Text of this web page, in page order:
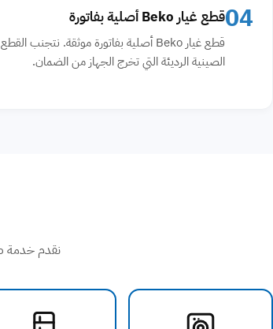
04قطع غيار Beko أصلية بفاتورة
قطع غيار Beko أصلية بفاتورة موثقة. نتجنب القطع
الصينية الرديئة التي تخرج الجهاز من الضمان.
نقدم خدمة